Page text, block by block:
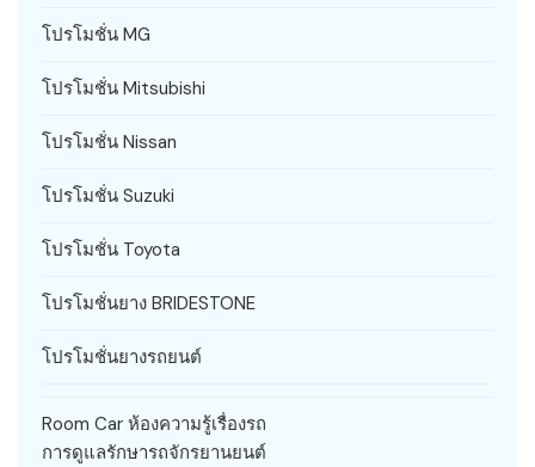
โปรโมชั่น MG
โปรโมชั่น Mitsubishi
โปรโมชั่น Nissan
โปรโมชั่น Suzuki
โปรโมชั่น Toyota
โปรโมชั่นยาง BRIDESTONE
โปรโมชั่นยางรถยนต์
Room Car ห้องความรู้เรื่องรถ
การดูแลรักษารถจักรยานยนต์